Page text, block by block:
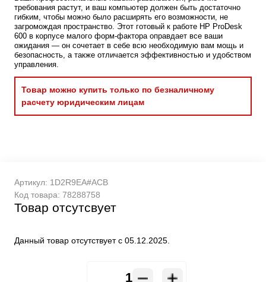
требования растут, и ваш компьютер должен быть достаточно
гибким, чтобы можно было расширять его возможности, не
загромождая пространство. Этот готовый к работе HP ProDesk
600 в корпусе малого форм-фактора оправдает все ваши
ожидания — он сочетает в себе всю необходимую вам мощь и
безопасность, а также отличается эффективностью и удобством
управления.
Товар можно купить только по безналичному
расчету юридическим лицам
Артикул: 1D2R9EA#ACB
Код товара: 78288758
Товар отсутсвует
Данный товар отсутствует с 05.12.2025.